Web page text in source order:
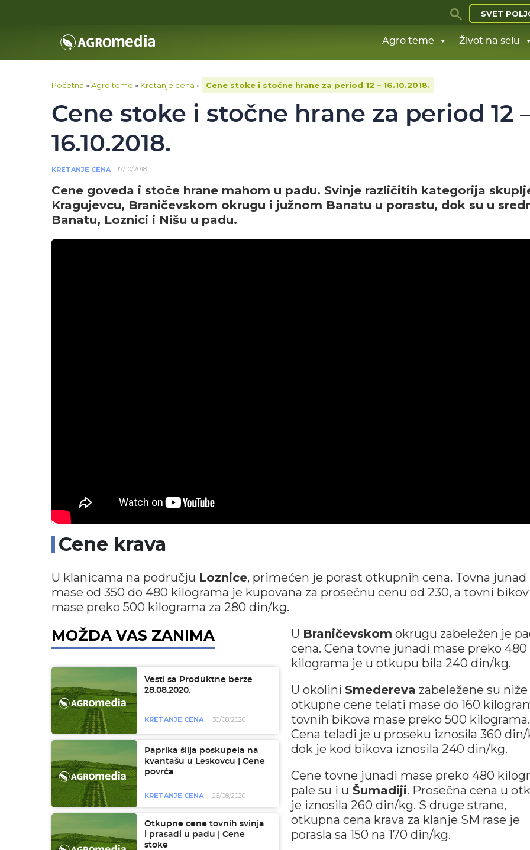
SVET
Agro teme Život na selu
Početna »Agro teme » Kretanje cena » Cene stoke i stočne hrane za period 12 – 16.10.2018.
Cene stoke i stočne hrane za period 12
16.10.2018.
KRETANJE CENA 17/10/2018
Cene goveda i stoče hrane mahom u padu. Svinje različitih kategorija
Kragujevcu, Braničevskom okrugu i južnom Banatu u porastu, dok su u
Banatu, Loznici i Nišu u padu.
Cene krava
U klanicama na području Loznice, primećen je porast otkupnih cena. Tovna junad
mase od 350 do 480 kilograma je kupovana za prosečnu cenu od 230, a tovni
mase preko 500 kilograma za 280 din/kg.
MOŽDA VAS ZANIMA
Vesti sa Produktne berze
28.08.2020.
KRETANJE CENA 30/08/2020
Paprika šilja poskupela na
kvantašu u Leskovcu | Cene
povrća
KRETANJE CENA 26/08/2020
Otkupne cene tovnih svinja
i prasadi u padu | Cene
stoke
U Braničevskom okrugu zabeležen je
cena. Cena tovne junadi mase preko 480
kilograma je u otkupu bila 240 din/kg.
U okolini Smedereva zabeležene su niže
otkupne cene telati mase do 160
tovnih bikova mase preko 500 kilograma.
Cena teladi je u proseku iznosila 360 din/
dok je kod bikova iznosila 240 din/kg.
Cene tovne junadi mase preko 480
pale su i u Šumadiji. Prosečna cena u
je iznosila 260 din/kg. S druge strane,
otkupna cena krava za klanje SM rase je
porasla sa 150 na 170 din/kg.